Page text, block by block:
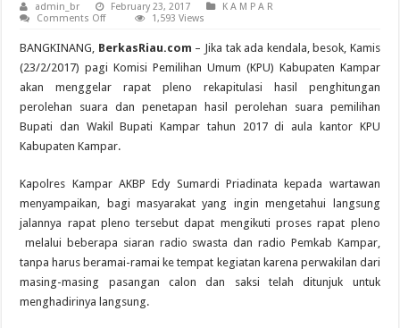
admin_br February 23, 2017
K A M P A R
Comments Offon
KPU
Kampar
akan
Tetapkan
Pilkada
Kampar
1,593 Views
BANGKINANG, BerkasRiau.com – Jika tak ada kendala, besok, Kamis
(23/2/2017) pagi Komisi Pemilihan Umum (KPU) Kabupaten Kampar
akan menggelar rapat pleno rekapitulasi hasil penghitungan
perolehan suara dan penetapan hasil perolehan suara pemilihan
Bupati dan Wakil Bupati Kampar tahun 2017 di aula kantor KPU
Kabupaten Kampar.
Kapolres Kampar AKBP Edy Sumardi Priadinata kepada wartawan
menyampaikan, bagi masyarakat yang ingin mengetahui langsung
jalannya rapat pleno tersebut dapat mengikuti proses rapat pleno
melalui beberapa siaran radio swasta dan radio Pemkab Kampar,
tanpa harus beramai-ramai ke tempat kegiatan karena perwakilan dari
masing-masing pasangan calon dan saksi telah ditunjuk untuk
menghadirinya langsung.